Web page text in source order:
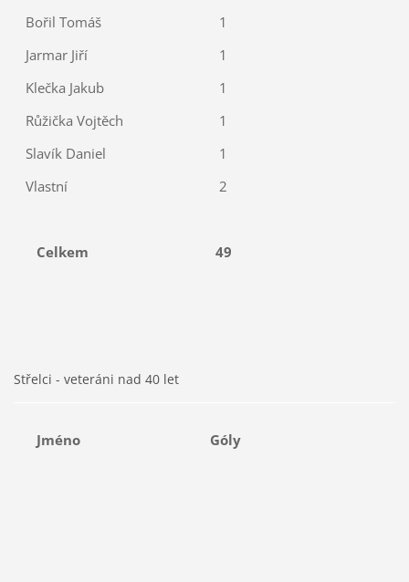
Bořil Tomáš
1
Jarmar Jiří
1
Klečka Jakub
1
Růžička Vojtěch
1
Slavík Daniel
1
Vlastní
2
Celkem 49
Střelci - veteráni nad 40 let
Jméno Góly